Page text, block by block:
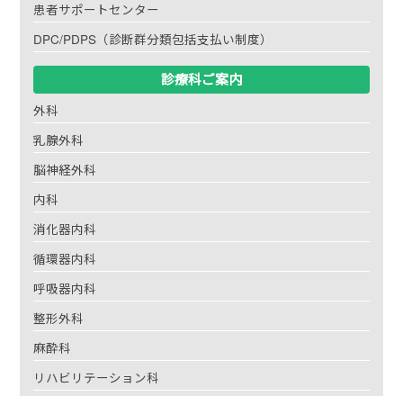
患者サポートセンター
DPC/PDPS（診断群分類包括支払い制度）
診療科ご案内
外科
乳腺外科
脳神経外科
内科
消化器内科
循環器内科
呼吸器内科
整形外科
麻酔科
リハビリテーション科